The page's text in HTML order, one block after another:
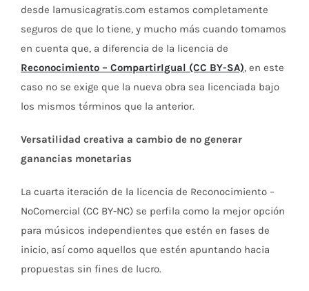
desde lamusicagratis.com estamos completamente
seguros de que lo tiene, y mucho más cuando tomamos
en cuenta que, a diferencia de la licencia de
Reconocimiento – CompartirIgual (CC BY-SA), en este
caso no se exige que la nueva obra sea licenciada bajo
los mismos términos que la anterior.
Versatilidad creativa a cambio de no generar
ganancias monetarias
La cuarta iteración de la licencia de Reconocimiento –
NoComercial (CC BY-NC) se perfila como la mejor opción
para músicos independientes que estén en fases de
inicio, así como aquellos que estén apuntando hacia
propuestas sin fines de lucro.